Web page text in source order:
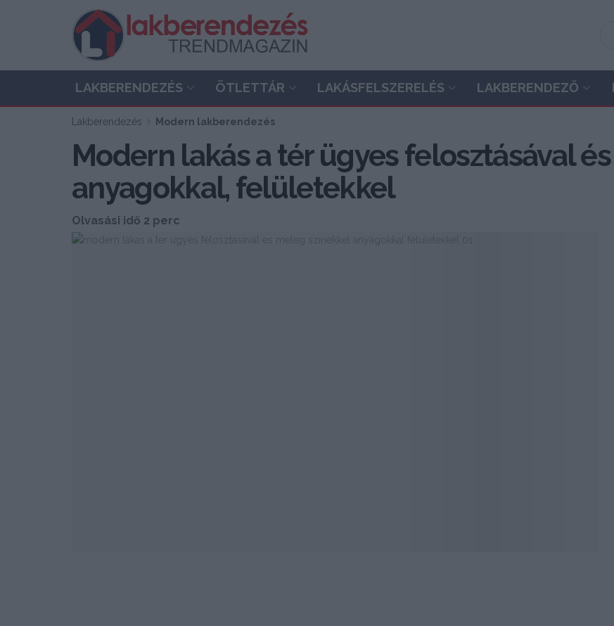
LAKBERENDEZÉS ÖTLETTÁR LAKÁSFELSZERELÉS LAKBERENDEZŐ
Lakberendezés Modern lakberendezés
Modern lakás a tér ügyes felosztásával
anyagokkal, felületekkel
Olvasási idő 2 perc